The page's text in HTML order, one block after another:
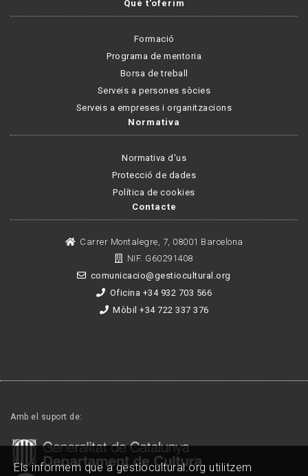
Què t'oferim
Formació
Programa de mentoria
Borsa de treball
Serveis a persones sòcies
Serveis a empreses i organitzacions
Normativa
Normativa d'us
Protecció de dades
Política de cookies
Contacte
Carrer Montalegre, 7, 08001 Barcelona
NIF. G60291408
comunicacio@gestiocultural.org
Oficina +34 932 703 566
Mòbil +34 722 337 376
Amb el suport de:
Els informem que a gestiocultural.org utilitzem